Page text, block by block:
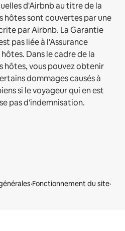
d'Airbnb au titre de la
hôtes sont couvertes par une
par Airbnb. La Garantie
pas liée à l'Assurance
Dans le cadre de la
hôtes, vous pouvez obtenir
dommages causés à
si le voyageur qui en est
pas d'indemnisation.
·Fonctionnement du site·